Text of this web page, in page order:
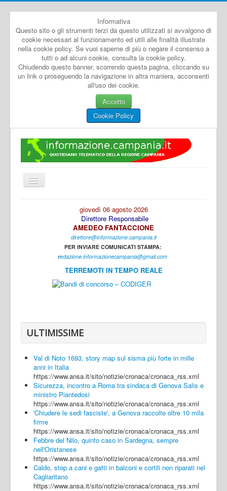
Informativa
Questo sito o gli strumenti terzi da questo utilizzati si avvalgono di
cookie necessari al funzionamento ed utili alle finalità illustrate
nella cookie policy. Se vuoi saperne di più o negare il consenso a
tutti o ad alcuni cookie, consulta la cookie policy.
Chiudendo questo banner, scorrendo questa pagina, cliccando su
un link o proseguendo la navigazione in altra maniera, acconsenti
all'uso dei cookie.
Accetto
Cookie Policy
Cambia
navigazione
Caserta
Napoli
Salerno
Login
giovedì 06 agosto 2026
Direttore Responsabile
AMEDEO FANTACCIONE
direttore@informazione.campania.it
PER INVIARE COMUNICATI STAMPA:
redazione.informazionecampania@gmail.com
TERREMOTI IN TEMPO REALE
ULTIMISSIME
Val di Noto 1693, story map sul sisma più forte in mille
anni in Italia
https://www.ansa.it/sito/notizie/cronaca/cronaca_rss.xml
Sicurezza, incontro a Roma tra sindaca di Genova Salis e
ministro Piantedosi
https://www.ansa.it/sito/notizie/cronaca/cronaca_rss.xml
'Chiudere le sedi fasciste', a Genova raccolte oltre 10 mila
firme
https://www.ansa.it/sito/notizie/cronaca/cronaca_rss.xml
Febbre del Nilo, quinto caso in Sardegna, sempre
nell'Oristanese
https://www.ansa.it/sito/notizie/cronaca/cronaca_rss.xml
Caldo, stop a cani e gatti in balconi e cortili non riparati nel
Cagliaritano
https://www.ansa.it/sito/notizie/cronaca/cronaca_rss.xml